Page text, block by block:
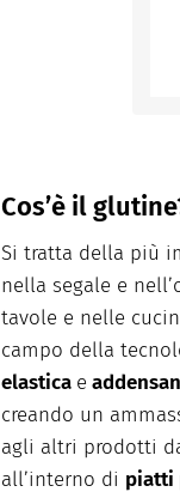
Cos’è il
Si tratta della più
nella segale e
tavole e nelle
campo della
elastica e
creando un
agli altri prodotti
all’interno di piatti